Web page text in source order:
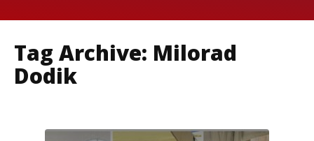
Tag Archive: Milorad
Dodik